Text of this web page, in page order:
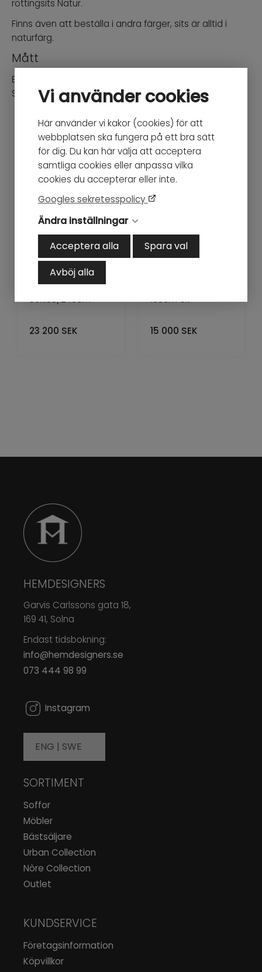
Vi använder cookies
Här använder vi kakor (cookies) för att
webbplatsen ska fungera på ett bra sätt
för dig. Du kan här välja att acceptera
samtliga cookies eller anpassa vilka
cookies du accepterar eller inte.
Googles sekretesspolicy
Ändra inställningar
Acceptera alla
Spara val
Avböj alla
rottingsits Natur.
Finns även att beställa i andra färger, sits är alltid i
naturfärg.
Mått
Bredd: 41cm / Djup: 53,5cm / Höjd: 88cm
Sitthöjd: 46cm
Du kanske också gillar
Matbord Austin
90x160/240cm
23 200 SEK
155cm ek
15 000 SEK
HEMDESIGNERS
Garvis Carlssons gata 18,
169 41, Solna
Endast tidsbokning:
info@hemdesigners.se
073 444 98 99
Instagram
ENG | SWE
SORTIMENT
Soffor
Möbler
Bästsäljare
Urban Collection
Nòre Collection
Outlet
KUNDSERVICE
Företagsinformation
Köpvillkor